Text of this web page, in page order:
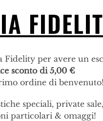
Fidelity per avere un
sconto di 5,00 €
ordine di benvenuto!
speciali, private
particolari & omaggi!